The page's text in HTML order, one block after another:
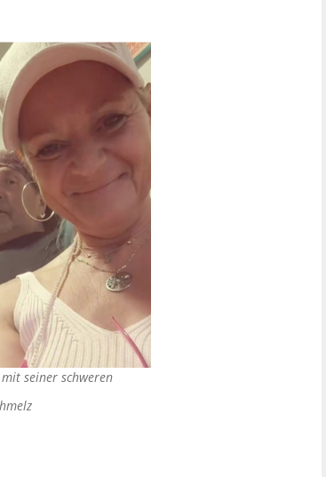
seiner schweren